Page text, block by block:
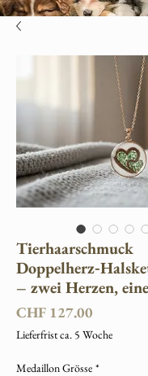
Tierhaarschmuck
– zwei Herzen,
CHF 127.00
Lieferfrist ca. 5 Woche
Medaillon Grösse *